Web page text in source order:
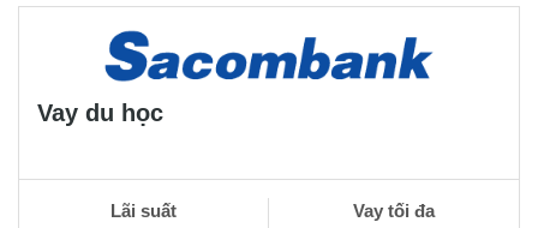
Vay du học
Lãi suất Vay tối đa